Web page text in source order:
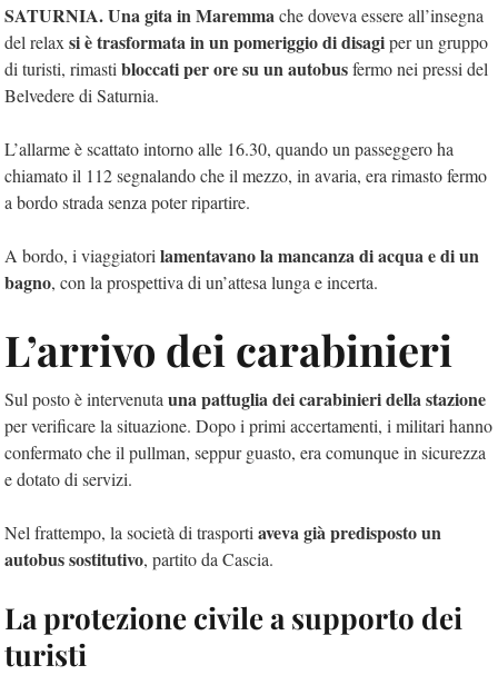
SATURNIA.Una gita in Maremmache doveva essere all’insegna
del relax si è trasformata in un pomeriggio di disagiper un gruppo
di turisti, rimasti bloccati per ore su un autobusfermo nei pressi del
Belvedere di Saturnia.
L’allarme è scattato intorno alle 16.30, quando un passeggero ha
chiamato il 112 segnalando che il mezzo, in avaria, era rimasto fermo
a bordo strada senza poter ripartire.
A bordo, i viaggiatori lamentavano la mancanza di acqua e di un
bagno, con la prospettiva di un’attesa lunga e incerta.
L’arrivo dei carabinieri
Sul posto è intervenuta una pattuglia dei carabinieri della stazione
per verificare la situazione. Dopo i primi accertamenti, i militari hanno
confermato che il pullman, seppur guasto, era comunque in sicurezza
e dotato di servizi.
Nel frattempo, la società di trasporti aveva già predisposto un
autobus sostitutivo, partito da Cascia.
La protezione civile a supporto dei
turisti